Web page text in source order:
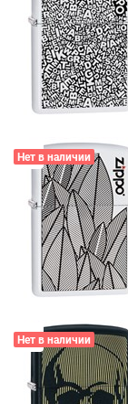
Нет в наличии
Нет в наличии